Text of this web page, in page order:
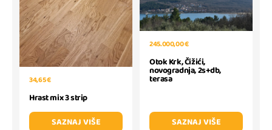
34,65 €
Hrast mix 3 strip
SAZNAJ VIŠE
245.000,00 €
Otok Krk, Čižići,
novogradnja, 2s+db,
terasa
SAZNAJ VIŠE